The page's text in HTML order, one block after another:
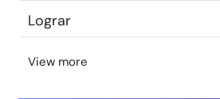
Idioma
Lograr
View more